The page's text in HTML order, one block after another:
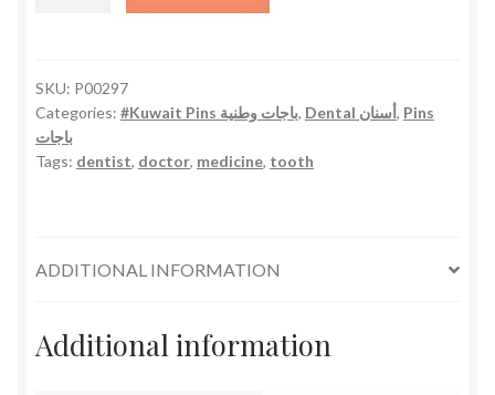
Pin
دبوس
ضرس
علم
quantity
SKU: P00297
Categories:
#Kuwait Pins باجات وطنية, Dental أسنان, Pins
باجات
Tags: dentist, doctor, medicine, tooth
ADDITIONAL INFORMATION
Additional information